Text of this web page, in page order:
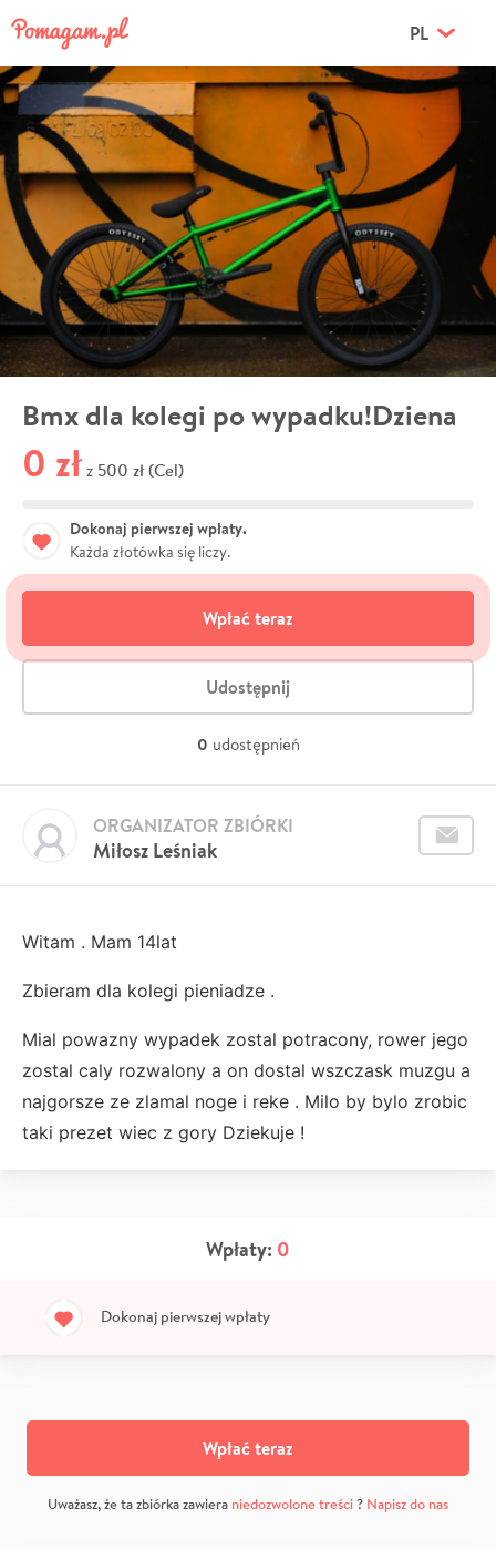
PL
Bmx dla kolegi po wypadku!Dziena
0 zł z 500 zł (Cel)
Dokonaj pierwszej wpłaty.
Każda złotówka się liczy.
Wpłać teraz
Udostępnij
0 udostępnień
Miłosz Leśniak
ORGANIZATOR ZBIÓRKI
Witam . Mam 14lat
Zbieram dla kolegi pieniadze .
Mial powazny wypadek zostal potracony, rower jego
zostal caly rozwalony a on dostal wszczask muzgu a
najgorsze ze zlamal noge i reke . Milo by bylo zrobic
taki prezet wiec z gory Dziekuje !
Wpłaty: 0
Dokonaj pierwszej wpłaty
Wpłać teraz
Uważasz, że ta zbiórka zawiera niedozwolone treści? Napisz do nas